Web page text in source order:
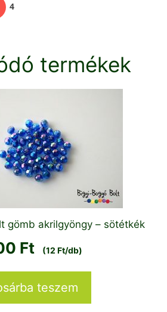
4
termékek
gömb akrilgyöngy – sötétkék
Ft (12 Ft/db)
teszem